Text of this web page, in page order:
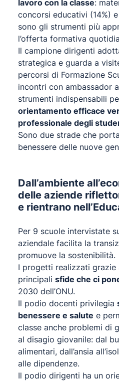
lavoro con la classe:
concorsi educativi (14%)
sono gli strumenti più
l’offerta formativa
Il campione dirigenti
strategica e guarda a
percorsi di Formazione
incontri con ambassador
strumenti indispensabili
orientamento efficace
professionale degli
Sono due strade che
benessere delle nuove
Dall’ambiente
delle aziende
e rientrano
Per 9 scuole intervistate
aziendale facilita la
promuove la sostenibilità.
I progetti realizzati grazie
principali sfide che ci
2030 dell’ONU.
Il podio docenti privilegia
benessere e salute e
classe anche problemi di
al disagio giovanile: dal
alimentari, dall’ansia
alle dipendenze.
Il podio dirigenti ha un